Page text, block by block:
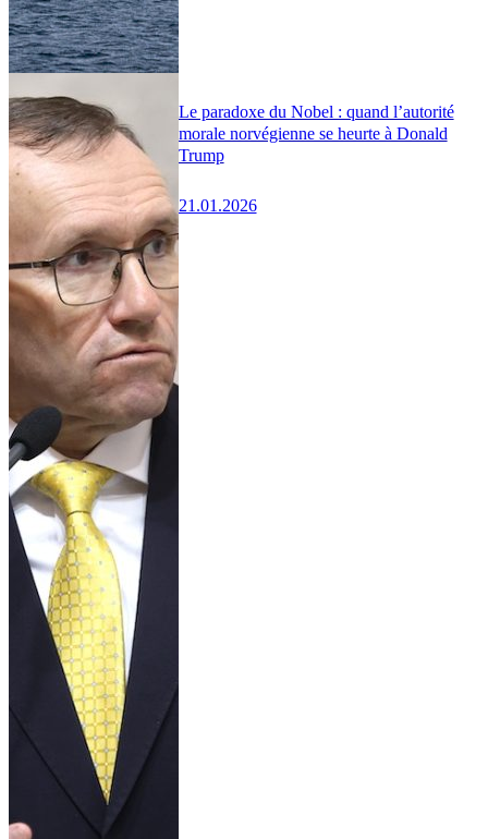
Le paradoxe du Nobel : quand l’autorité
morale norvégienne se heurte à Donald
Trump
21.01.2026